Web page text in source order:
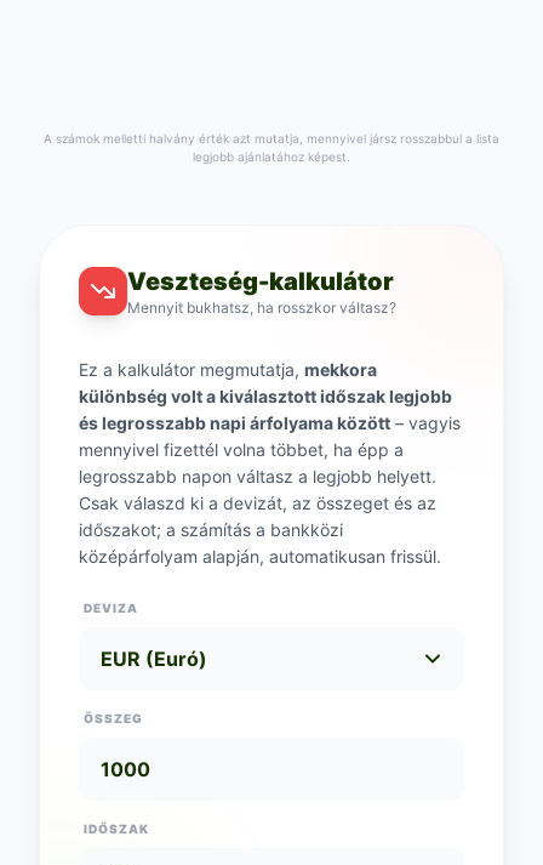
A számok melletti halvány érték azt mutatja, mennyivel jársz rosszabbul a lista
legjobb ajánlatához képest.
Veszteség-kalkulátor
Mennyit bukhatsz, ha rosszkor váltasz?
Ez a kalkulátor megmutatja, mekkora
különbség volt a kiválasztott időszak legjobb
és legrosszabb napi árfolyama között – vagyis
mennyivel fizettél volna többet, ha épp a
legrosszabb napon váltasz a legjobb helyett.
Csak válaszd ki a devizát, az összeget és az
időszakot; a számítás a bankközi
középárfolyam alapján, automatikusan frissül.
DEVIZA
ÖSSZEG
IDŐSZAK